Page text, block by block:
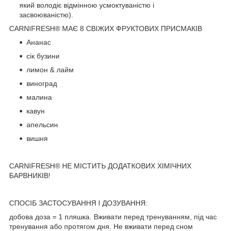
який володіє відмінною усмоктуваністю і
засвоюваністю).
CARNIFRESH® МАЄ 8 СВІЖИХ ФРУКТОВИХ ПРИСМАКІВ
Ананас
сік бузини
лимон & лайм
виноград
малина
кавун
апельсин
вишня
CARNIFRESH® НЕ МІСТИТЬ ДОДАТКОВИХ ХІМІЧНИХ
БАРВНИКІВ!
СПОСІБ ЗАСТОСУВАННЯ І ДОЗУВАННЯ:
добова доза = 1 пляшка. Вживати перед тренуванням, під час
тренування або протягом дня. Не вживати перед сном